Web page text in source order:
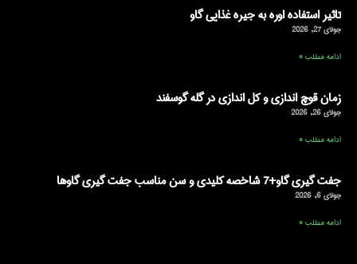
تاثیر استفاده اوره به جیره غذایی گاو
جولای 27, 2026
ادامه مطلب »
زمان قوچ اندازی و کل اندازی در گله گوسفند
جولای 26, 2026
ادامه مطلب »
جفت گیری گاو+7 شاخصه کلیدی و سن مناسب جفت گیری گاوها
جولای 6, 2026
ادامه مطلب »